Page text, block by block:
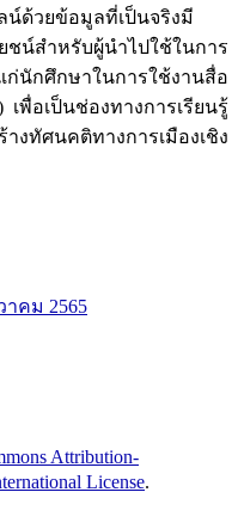
น์ด้วยข้อมูลที่เป็นจริงมี
น์สำหรับผู้นำไปใช้ในการ
กศึกษาในการใช้งานสื่อ
เพื่อเป็นช่องทางการเรียนรู้
ศนคติทางการเมืองเชิง
าคม 2565
Attribution-
License.